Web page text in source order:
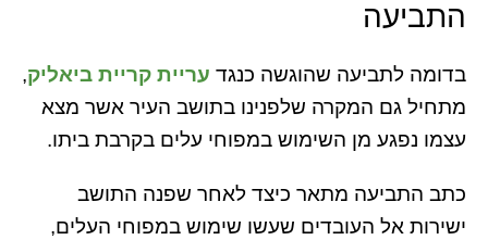
התביעה
בדומה לתביעה שהוגשה כנגד עריית קריית ביאליק,
מתחיל גם המקרה שלפנינו בתושב העיר אשר מצא
עצמו נפגע מן השימוש במפוחי עלים בקרבת ביתו.
כתב התביעה מתאר כיצד לאחר שפנה התושב
ישירות אל העובדים שעשו שימוש במפוחי העלים,